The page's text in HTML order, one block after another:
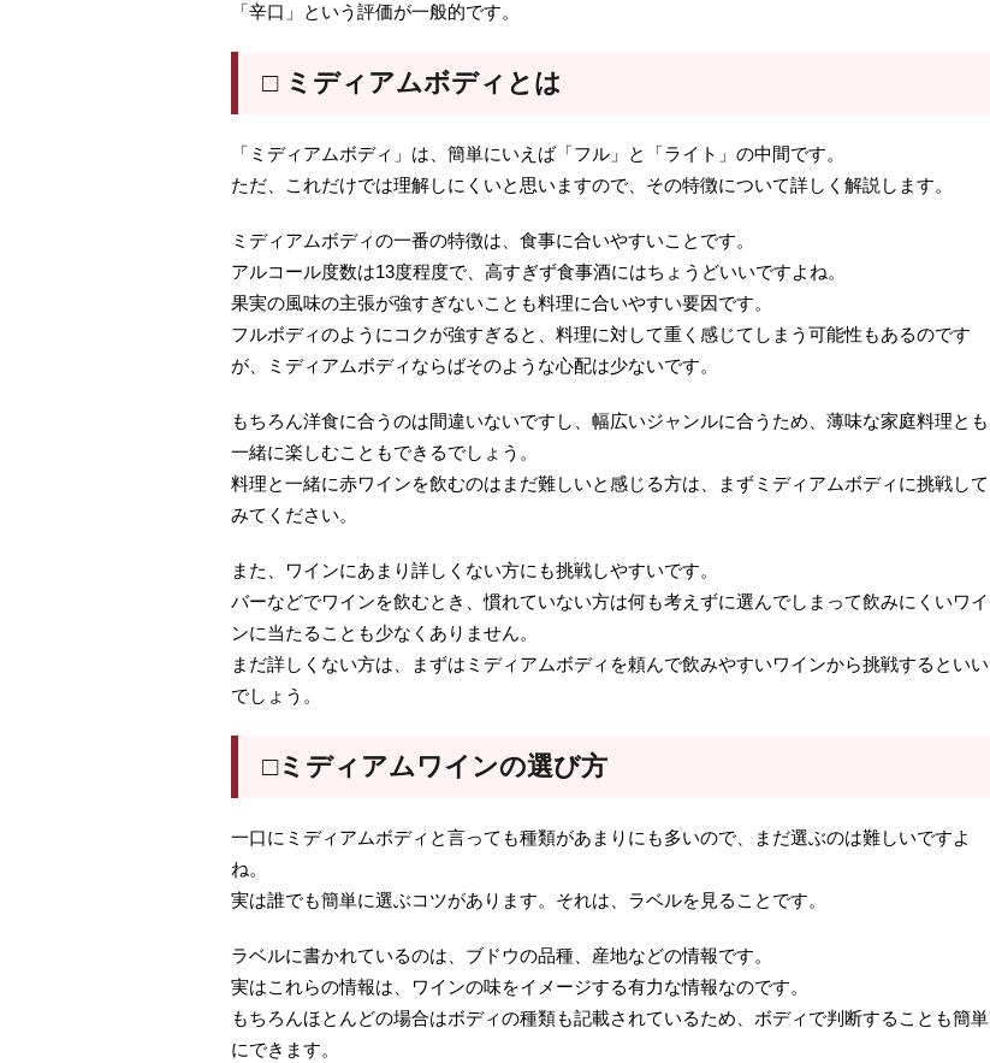
「辛口」という評価が一般的です。
□ ミディアムボディとは
「ミディアムボディ」は、簡単にいえば「フル」と「ライト」の中間です。
ただ、これだけでは理解しにくいと思いますので、その特徴について詳しく解説します。
ミディアムボディの一番の特徴は、食事に合いやすいことです。
アルコール度数は13度程度で、高すぎず食事酒にはちょうどいいですよね。
果実の風味の主張が強すぎないことも料理に合いやすい要因です。
フルボディのようにコクが強すぎると、料理に対して重く感じてしまう可能性もあるのです
が、ミディアムボディならばそのような心配は少ないです。
もちろん洋食に合うのは間違いないですし、幅広いジャンルに合うため、薄味な家庭料理とも
一緒に楽しむこともできるでしょう。
料理と一緒に赤ワインを飲むのはまだ難しいと感じる方は、まずミディアムボディに挑戦して
みてください。
また、ワインにあまり詳しくない方にも挑戦しやすいです。
バーなどでワインを飲むとき、慣れていない方は何も考えずに選んでしまって飲みにくいワイ
ンに当たることも少なくありません。
まだ詳しくない方は、まずはミディアムボディを頼んで飲みやすいワインから挑戦するといい
でしょう。
□ミディアムワインの選び方
一口にミディアムボディと言っても種類があまりにも多いので、まだ選ぶのは難しいですよ
ね。
実は誰でも簡単に選ぶコツがあります。それは、ラベルを見ることです。
ラベルに書かれているのは、ブドウの品種、産地などの情報です。
実はこれらの情報は、ワインの味をイメージする有力な情報なのです。
もちろんほとんどの場合はボディの種類も記載されているため、ボディで判断することも簡単
にできます。